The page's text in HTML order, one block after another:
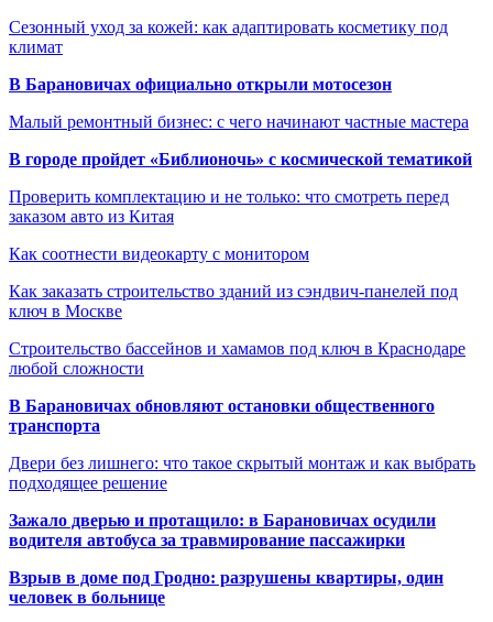
Сезонный уход за кожей: как адаптировать косметику под
климат
В Барановичах официально открыли мотосезон
Малый ремонтный бизнес: с чего начинают частные мастера
В городе пройдет «Библионочь» с космической тематикой
Проверить комплектацию и не только: что смотреть перед
заказом авто из Китая
Как соотнести видеокарту с монитором
Как заказать строительство зданий из сэндвич-панелей под
ключ в Москве
Строительство бассейнов и хамамов под ключ в Краснодаре
любой сложности
В Барановичах обновляют остановки общественного
транспорта
Двери без лишнего: что такое скрытый монтаж и как выбрать
подходящее решение
Зажало дверью и протащило: в Барановичах осудили
водителя автобуса за травмирование пассажирки
Взрыв в доме под Гродно: разрушены квартиры, один
человек в больнице